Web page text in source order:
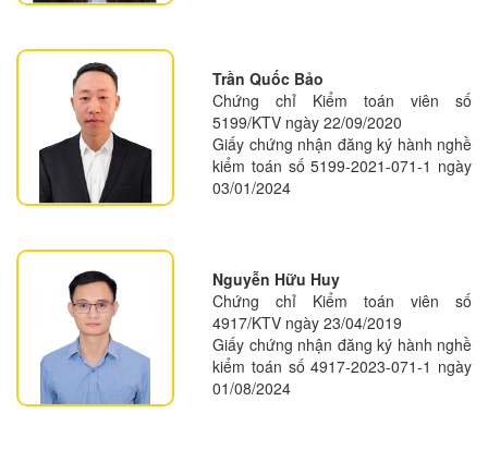
Trần Quốc Bảo
Chứng chỉ Kiểm toán viên số
5199/KTV ngày 22/09/2020
Giấy chứng nhận đăng ký hành nghề
kiểm toán số 5199-2021-071-1 ngày
03/01/2024
Nguyễn Hữu Huy
Chứng chỉ Kiểm toán viên số
4917/KTV ngày 23/04/2019
Giấy chứng nhận đăng ký hành nghề
kiểm toán số 4917-2023-071-1 ngày
01/08/2024